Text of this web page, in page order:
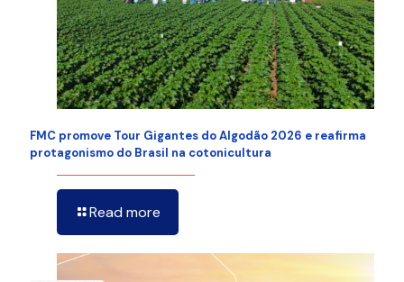
FMC promove Tour Gigantes do Algodão 2026 e reafirma
protagonismo do Brasil na cotonicultura
Read more